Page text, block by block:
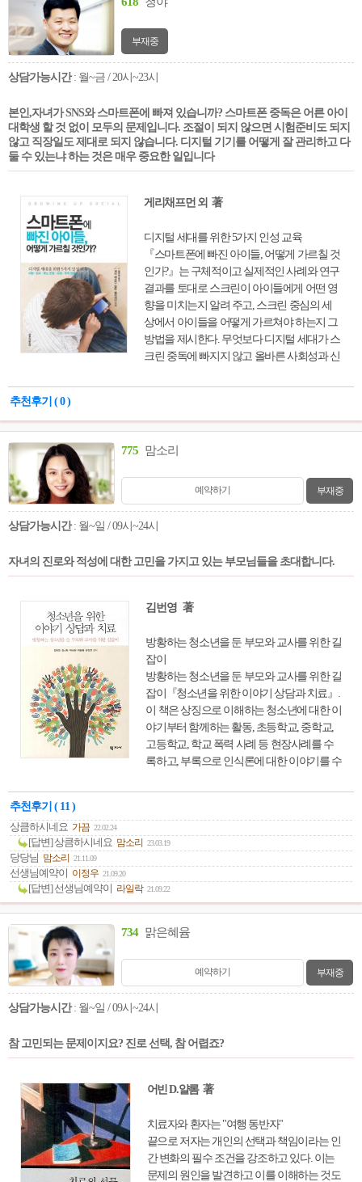
가 할 수 있는 일과 없는 일을 구분하고, 조금
더 단단해지는 연습을 해본다면 내가 바라
는 부모에 한 발 다가갈 수 있을 것이다.
부재중
상담가능시간: 월~금 / 20시~23시
본인,자녀가 SNS와 스마트폰에 빠져 있습니까? 스마트폰 중독은 어른 아이
대학생 할 것 없이 모두의 문제입니다. 조절이 되지 않으면 시험준비도 되지
않고 직장일도 제대로 되지 않습니다. 디지털 기기를 어떻게 잘 관리하고 다
둘 수 있는냐 하는 것은 매우 중요한 일입니다
게리채프먼 외 著
디지털 세대를 위한 5가지 인성 교육
『스마트폰에 빠진 아이들, 어떻게 가르칠 것
인가?』는 구체적이고 실제적인 사례와 연구
결과를 토대로 스크린이 아이들에게 어떤 영
향을 미치는지 알려 주고, 스크린 중심의 세
상에서 아이들을 어떻게 가르쳐야 하는지 그
방법을 제시한다. 무엇보다 디지털 세대가 스
크린 중독에 빠지지 않고 올바른 사회성과 신
가 잃어버린 우리의 가정을 되찾도록 창의적
추천후기 ( 0 )
775 맘소리
예약하기 부재중
상담가능시간: 월~일 / 09시~24시
자녀의 진로와 적성에 대한 고민을 가지고 있는 부모님들을 초대합니다.
김번영 著
방황하는 청소년을 둔 부모와 교사를 위한 길
잡이
방황하는 청소년을 둔 부모와 교사를 위한 길
잡이『청소년을 위한 이야기 상담과 치료』.
이 책은 상징으로 이해하는 청소년에 대한 이
야기부터 함께하는 활동, 초등학교, 중학교,
고등학교, 학교 폭력 사례 등 현장사례를 수
록하고, 부록으로 인식론에 대한 이야기를 수
추천후기 ( 11 )
상큼하시네요 가끔 22.02.24
[답변] 상큼하시네요 맘소리 23.03.19
당당님 맘소리 21.11.09
선생님예약이 이정우 21.09.20
[답변] 선생님예약이 라일락 21.09.22
734 맑은혜윰
예약하기 부재중
상담가능시간: 월~일 / 09시~24시
참 고민되는 문제이지요? 진로 선택, 참 어렵죠?
어빈 D.얄롬 著
치료자와 환자는 "여행 동반자"
끝으로 저자는 개인의 선택과 책임이라는 인
간 변화의 필수 조건을 강조하고 있다. 이는
문제의 원인을 발견하고 이를 이해하는 것도